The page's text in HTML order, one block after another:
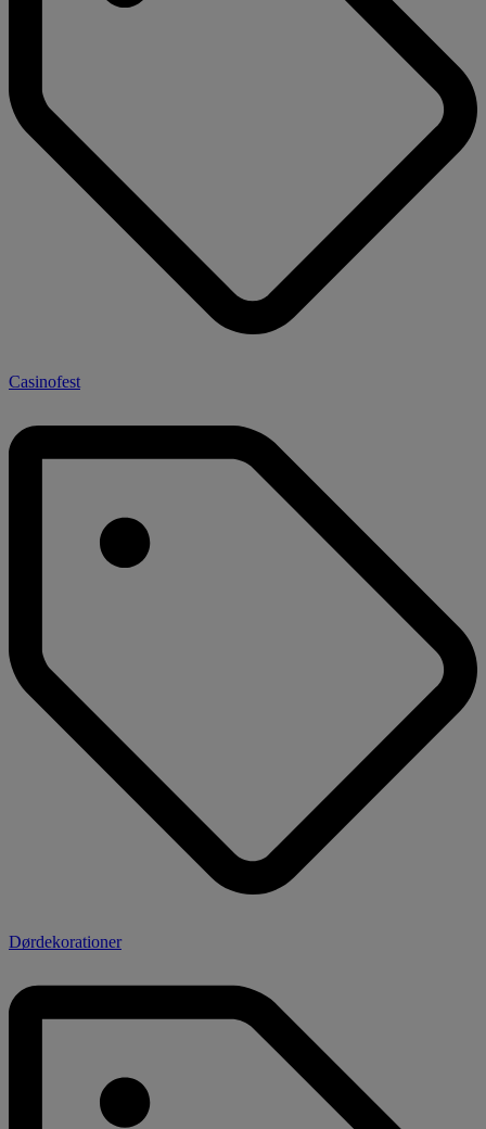
Casinofest
Dørdekorationer